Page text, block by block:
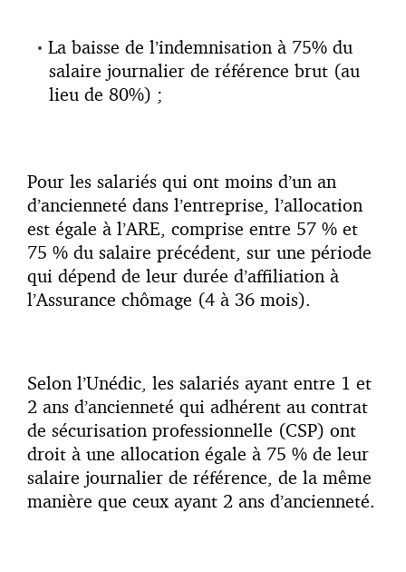
La baisse de l’indemnisation à 75% du
salaire journalier de référence brut (au
lieu de 80%) ;
Pour les salariés qui ont moins d’un an
d’ancienneté dans l’entreprise, l’allocation
est égale à l’ARE, comprise entre 57 % et
75 % du salaire précédent, sur une période
qui dépend de leur durée d’affiliation à
l’Assurance chômage (4 à 36 mois).
Selon l’Unédic, les salariés ayant entre 1 et
2 ans d’ancienneté qui adhérent au contrat
de sécurisation professionnelle (CSP) ont
droit à une allocation égale à 75 % de leur
salaire journalier de référence, de la même
manière que ceux ayant 2 ans d’ancienneté.